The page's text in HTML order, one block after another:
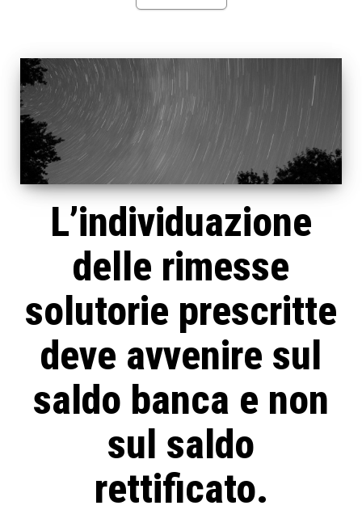
L’individuazione
delle rimesse
solutorie prescritte
deve avvenire sul
saldo banca e non
sul saldo
rettificato.